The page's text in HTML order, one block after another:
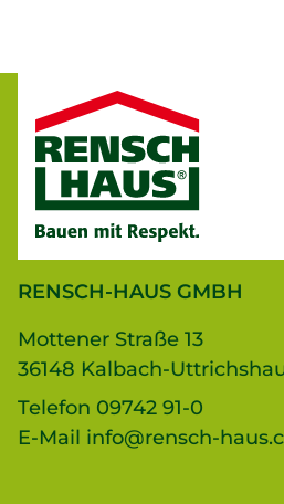
RENSCH-HAUS GMBH
Mottener Straße 13
36148 Kalbach-
Telefon 09742 91-0
E-Mail info@rensch-